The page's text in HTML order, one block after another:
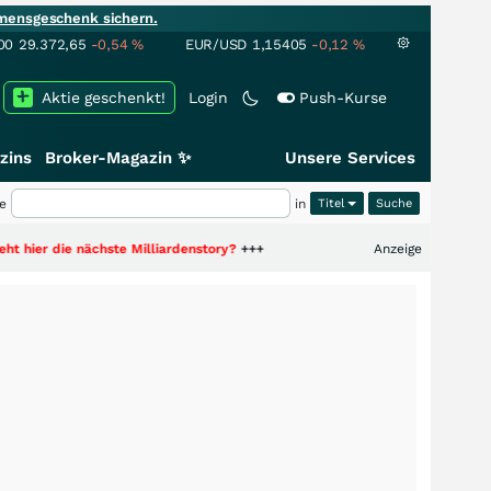
sichern.
29.372,65 -0,54% EUR/USD 1,15405 -0,12 %
Login Push-Kurse
Aktie geschenkt!
Broker-Magazin ✨ Unsere Services
in Titel
Milliardenstory?+++ Anzeige